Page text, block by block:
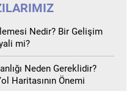
Nedir? Bir Gelişim
mi?
Neden Gereklidir?
Haritasının Önemi